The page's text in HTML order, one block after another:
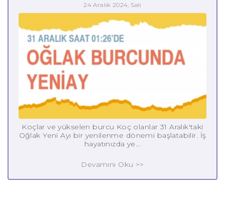
24 Aralık 2024, Salı
Koçlar ve yükselen burcu Koç olanlar 31 Aralık'taki
Oğlak Yeni Ayı bir yenilenme dönemi başlatabilir. İş
hayatınızda ye...
Devamını Oku >>